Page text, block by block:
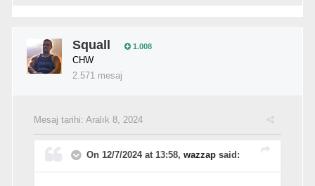
Squall 1.008
CHW
2.571 mesaj
Mesaj tarihi: Aralık 8, 2024
On 12/7/2024 at 13:58, wazzap said: